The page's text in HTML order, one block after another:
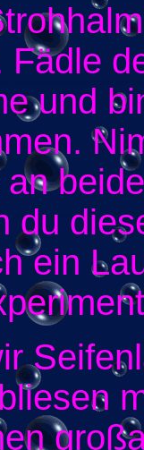
Fädle
und
du
ein